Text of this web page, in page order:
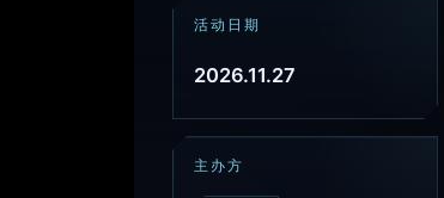
活动日期
2026.11.27
主办方